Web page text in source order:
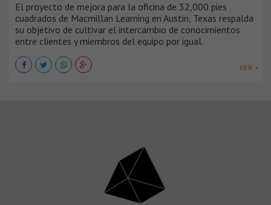
El proyecto de mejora para la oficina de 32,000 pies
cuadrados de Macmillan Learning en Austin, Texas respalda
su objetivo de cultivar el intercambio de conocimientos
entre clientes y miembros del equipo por igual.
VER +